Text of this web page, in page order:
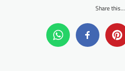
Share this...